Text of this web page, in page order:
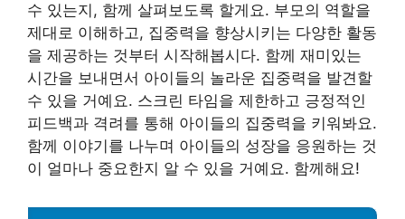
수 있는지, 함께 살펴보도록 할게요. 부모의 역할을
제대로 이해하고, 집중력을 향상시키는 다양한 활동
을 제공하는 것부터 시작해봅시다. 함께 재미있는
시간을 보내면서 아이들의 놀라운 집중력을 발견할
수 있을 거예요. 스크린 타임을 제한하고 긍정적인
피드백과 격려를 통해 아이들의 집중력을 키워봐요.
함께 이야기를 나누며 아이들의 성장을 응원하는 것
이 얼마나 중요한지 알 수 있을 거예요. 함께해요!